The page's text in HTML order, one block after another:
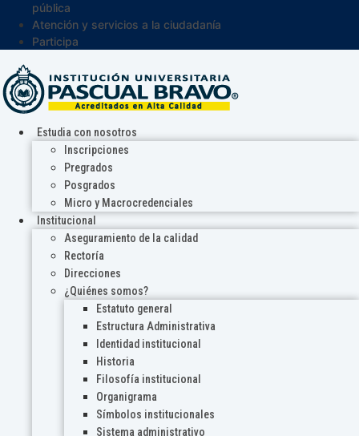
pública
Atención y servicios a la ciudadanía
Participa
Estudia con nosotros
Inscripciones
Pregrados
Posgrados
Micro y Macrocredenciales
Institucional
Aseguramiento de la calidad
Rectoría
Direcciones
¿Quiénes somos?
Estatuto general
Estructura Administrativa
Identidad institucional
Historia
Filosofía institucional
Organigrama
Símbolos institucionales
Sistema administrativo